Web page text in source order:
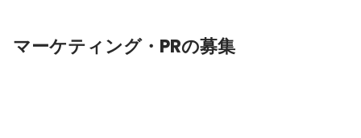
れる
マーケティング・PRの募集